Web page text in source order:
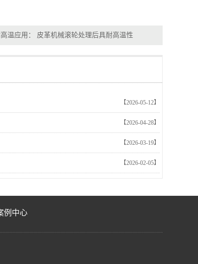
高温应用： 皮革机械滚轮处理后具耐高温性
【2026-05-12】
【2026-04-28】
【2026-03-19】
【2026-02-05】
例中心